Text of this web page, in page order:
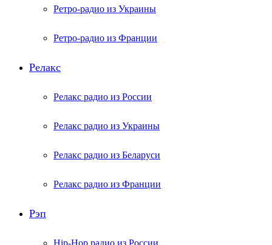
Ретро-радио из Украины
Ретро-радио из Франции
Релакс
Релакс радио из России
Релакс радио из Украины
Релакс радио из Беларуси
Релакс радио из Франции
Рэп
Hip-Hop радио из России